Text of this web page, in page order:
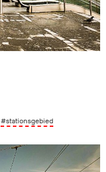
#stationsgebied